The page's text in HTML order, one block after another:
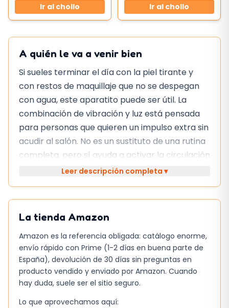
Ir al chollo Ir al chollo
A quién le va a venir bien
Si sueles terminar el día con la piel tirante y
con restos de maquillaje que no se despegan
con agua, este aparatito puede ser útil. La
combinación de vibración y luz está pensada
para personas que quieren un impulso extra sin
acudir al salón. No es un sustituto de una rutina
completa, pero sí ayuda a activar la circulación
y a suavizar la textura cuando se usa con
la cabeza del dispositivo, que emite luz para
estimular la elasticidad de la piel. En mis
pruebas, la sensación de calor leve tras varios
minutos de uso es notable, y la inclusión de la
diadema y las muñequeras permite mantener
Leer descripción completa ▾
La tienda Amazon
Amazon es la referencia obligada: catálogo enorme,
envío rápido con Prime (1-2 días en buena parte de
España), devolución de 30 días sin preguntas en
producto vendido y enviado por Amazon. Cuando
hay duda, suele ser el sitio seguro.
Lo que aprovechamos aquí: